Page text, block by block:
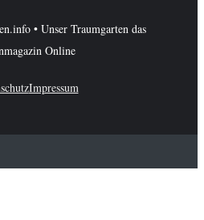
• Unser Traumgarten das
Online
Impressum